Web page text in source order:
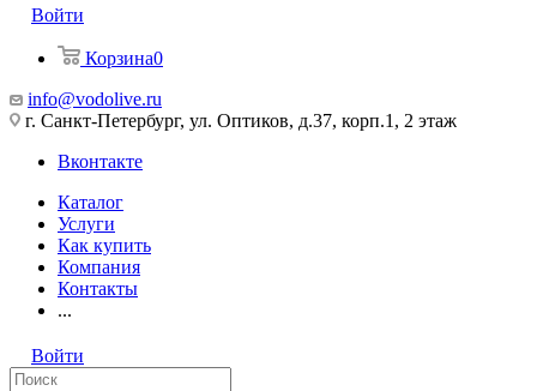
Войти
Корзина0
info@vodolive.ru
г. Санкт-Петербург, ул. Оптиков, д.37, корп.1, 2 этаж
Вконтакте
Каталог
Услуги
Как купить
Компания
Контакты
...
Войти